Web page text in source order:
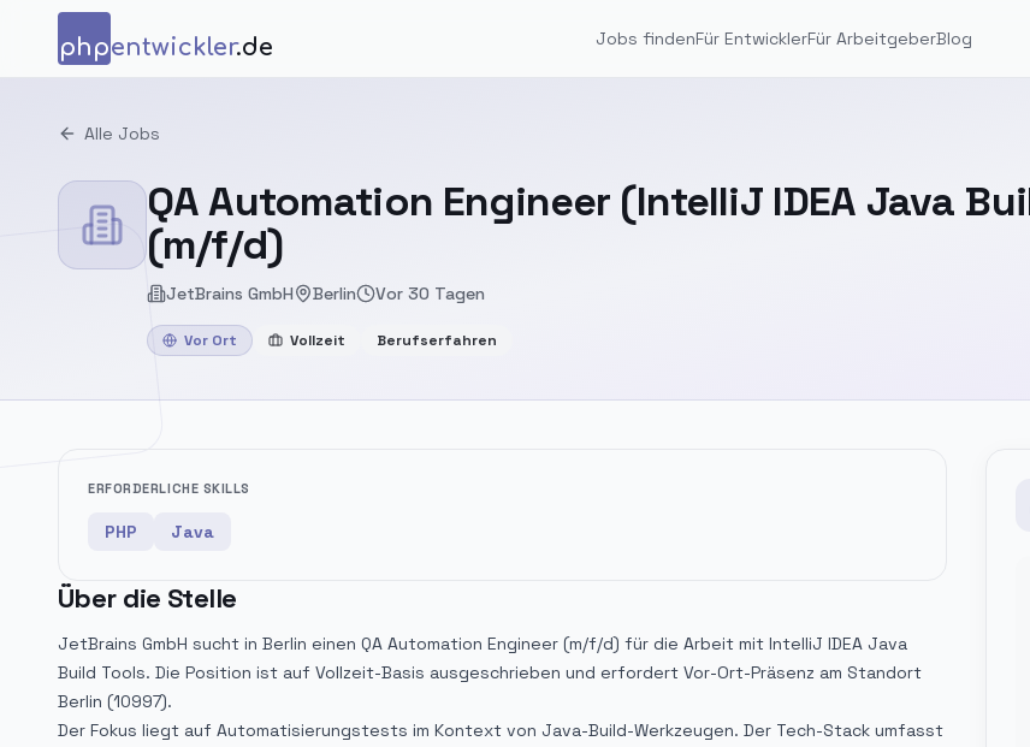
Zum Inhalt springen
phpentwickler.de Jobs findenFür EntwicklerFür ArbeitgeberBlog
Alle Jobs
QA Automation Engineer (IntelliJ IDEA Java
(m/f/d)
JetBrains GmbH Berlin Vor 30 Tagen
Vor Ort Vollzeit Berufserfahren
ERFORDERLICHE SKILLS
PHP Java
Über die Stelle
JetBrains GmbH sucht in Berlin einen QA Automation Engineer (m/f/d) für die Arbeit mit IntelliJ IDEA Java
Build Tools. Die Position ist auf Vollzeit-Basis ausgeschrieben und erfordert Vor-Ort-Präsenz am Standort
Berlin (10997).
Der Fokus liegt auf Automatisierungstests im Kontext von Java-Build-Werkzeugen. Der Tech-Stack umfasst